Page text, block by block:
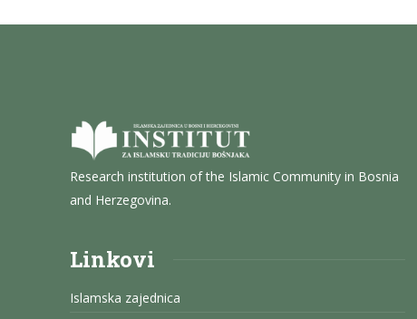
Research institution of the Islamic Community in Bosnia
and Herzegovina.
Linkovi
Islamska zajednica